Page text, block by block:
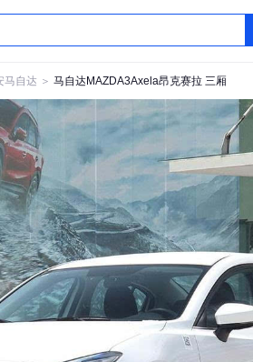
马自达 ＞ 马自达MAZDA3Axela昂克赛拉 三厢